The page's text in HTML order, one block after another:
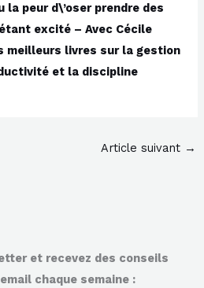
la peur d\’oser prendre des
excité – Avec Cécile
meilleurs livres sur la gestion
et la discipline
Article suivant →
et recevez des conseils
chaque semaine :